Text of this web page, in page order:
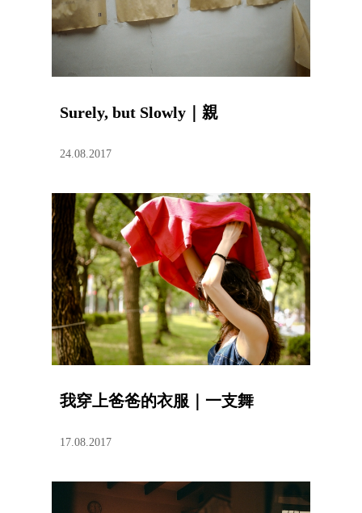
Surely, but Slowly｜親
24.08.2017
我穿上爸爸的衣服｜一支舞
17.08.2017